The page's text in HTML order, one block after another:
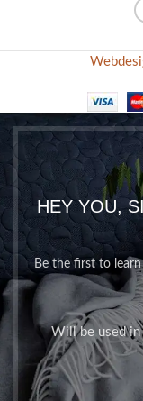
HEY YOU,
Be the first to
Will be used